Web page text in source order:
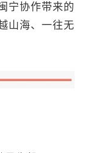
协作带来的
山海、一往无